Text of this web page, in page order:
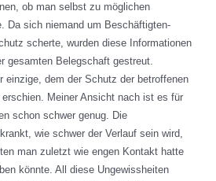
ob man selbst zu möglichen
Da sich niemand um Beschäftigten-
scherte, wurden diese Informationen
gesamten Belegschaft gestreut.
einzige, dem der Schutz der betroffenen
erschien. Meiner Ansicht nach ist es für
schon schwer genug. Die
wie schwer der Verlauf sein wird,
man zuletzt wie engen Kontakt hatte
könnte. All diese Ungewissheiten